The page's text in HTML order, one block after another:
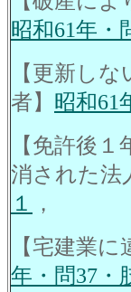
昭和61年・
【更新し
者】 昭和61
【免許後
消された法
１
，
【宅建業
年・問37・